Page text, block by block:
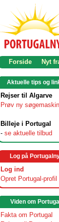
Forside Nyt
Aktuelle tips og
Rejser til Algarve
Prøv ny
Billeje i Portugal
- se aktuelle tilbud
Log på
Log ind
Opret Portugal-profil
Viden om Portugal
Fakta om Portugal